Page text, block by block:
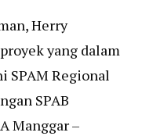
Herry
yang dalam
SPAM Regional
SPAB
Manggar –